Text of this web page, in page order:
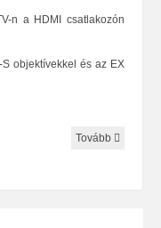
n a HDMI csatlakozón
objektívekkel és az EX
Tovább